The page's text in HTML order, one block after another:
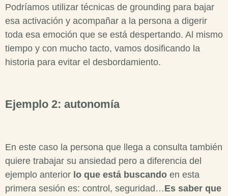
Podríamos utilizar técnicas de grounding para bajar
esa activación y acompañar a la persona a digerir
toda esa emoción que se está despertando. Al mismo
tiempo y con mucho tacto, vamos dosificando la
historia para evitar el desbordamiento.
Ejemplo 2: autonomía
En este caso la persona que llega a consulta también
quiere trabajar su ansiedad pero a diferencia del
ejemplo anterior lo que está buscando en esta
primera sesión es: control, seguridad…Es saber que